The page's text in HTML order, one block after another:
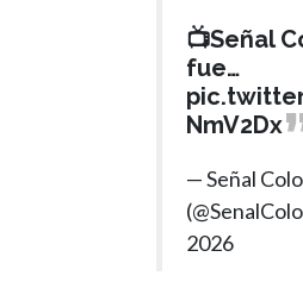
📺Señal
fue…
NmV2Dx
— Señal
2026